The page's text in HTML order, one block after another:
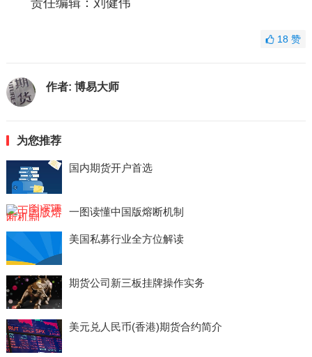
18赞
作者: 博易大师
为您推荐
国内期货开户首选
一图读懂中国版熔断机制
美国私募行业全方位解读
期货公司新三板挂牌操作实务
美元兑人民币(香港)期货合约简介